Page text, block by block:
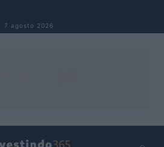
7 agosto 2026